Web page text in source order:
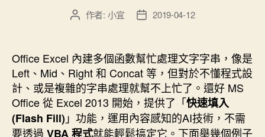
文
者
作者: 小宜
文
佈
日
期
2019-04-12
Office Excel 內建多個函數幫忙處理文字字串，像是
Left、Mid、Right 和 Concat 等，但對於不懂程式設
計、或是複雜的字串處理就幫不上忙了。還好 MS
Office 從 Excel 2013 開始，提供了「快速填入
(Flash Fill)」功能，運用內容感知的AI技術，不需
要透過 VBA 程式就能輕鬆搞定它。下面舉幾個例子